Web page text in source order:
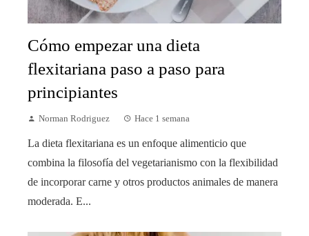
Cómo empezar una dieta
flexitariana paso a paso para
principiantes
Norman Rodriguez Hace 1 semana
La dieta flexitariana es un enfoque alimenticio que
combina la filosofía del vegetarianismo con la flexibilidad
de incorporar carne y otros productos animales de manera
moderada. E...